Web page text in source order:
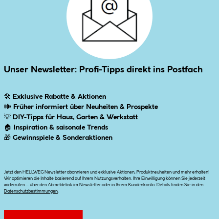
Unser Newsletter: Profi-Tipps direkt ins Postfach
🛠 Exklusive Rabatte & Aktionen
🕪 Früher informiert über Neuheiten & Prospekte
💡 DIY-Tipps für Haus, Garten & Werkstatt
🏠
Inspiration & saisonale Trends
🎁 Gewinnspiele & Sonderaktionen
Jetzt den HELLWEG Newsletter abonnieren und exklusive Aktionen, Produktneuheiten und mehr erhalten!
Wir optimieren die Inhalte basierend auf Ihrem Nutzungsverhalten. Ihre Einwilligung können Sie jederzeit
widerrufen – über den Abmeldelink im Newsletter oder in Ihrem Kundenkonto. Details finden Sie in den
Datenschutzbestimmungen